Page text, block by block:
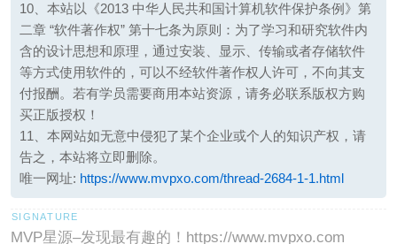
10、本站以《2013 中华人民共和国计算机软件保护条例》第
二章 “软件著作权” 第十七条为原则：为了学习和研究软件内
含的设计思想和原理，通过安装、显示、传输或者存储软件
等方式使用软件的，可以不经软件著作权人许可，不向其支
付报酬。若有学员需要商用本站资源，请务必联系版权方购
买正版授权！
11、本网站如无意中侵犯了某个企业或个人的知识产权，请
告之，本站将立即删除。
唯一网址: https://www.mvpxo.com/thread-2684-1-1.html
MVP星源–发现最有趣的！https://www.mvpxo.com